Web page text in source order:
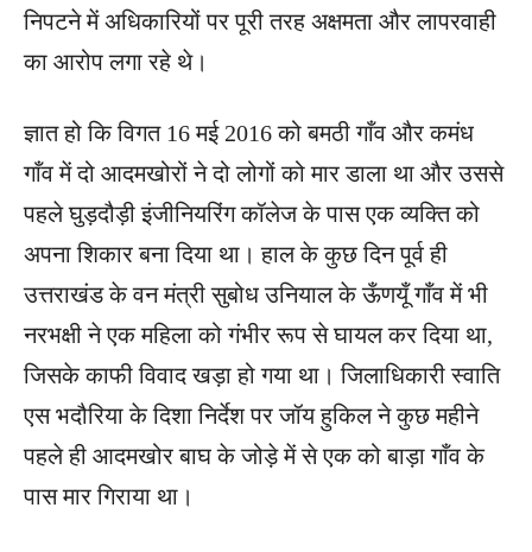
निपटने में अधिकारियों पर पूरी तरह अक्षमता और लापरवाही
का आरोप लगा रहे थे।
ज्ञात हो कि विगत 16 मई 2016 को बमठी गाँव और कमंध
गाँव में दो आदमखोरों ने दो लोगों को मार डाला था और उससे
पहले घुड़दौड़ी इंजीनियरिंग कॉलेज के पास एक व्यक्ति को
अपना शिकार बना दिया था। हाल के कुछ दिन पूर्व ही
उत्तराखंड के वन मंत्री सुबोध उनियाल के ऊँणयूँ गाँव में भी
नरभक्षी ने एक महिला को गंभीर रूप से घायल कर दिया था,
जिसके काफी विवाद खड़ा हो गया था। जिलाधिकारी स्वाति
एस भदौरिया के दिशा निर्देश पर जॉय हुकिल ने कुछ महीने
पहले ही आदमखोर बाघ के जोड़े में से एक को बाड़ा गाँव के
पास मार गिराया था।